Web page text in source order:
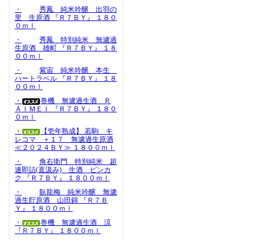
・
秀鳳 純米吟醸 出羽の
里 生原酒 『Ｒ７ＢＹ』 １８０
０ｍｌ
・
秀鳳 特別純米 無濾過
生原酒 雄町 『Ｒ７ＢＹ』 １８
００ｍｌ
・
紫宙 純米吟醸 本生
ハートラベル 『Ｒ７ＢＹ』 １８
００ｍｌ
・
巻機 無濾過生酒 Ｒ
ＡＩＭＥＩ 『Ｒ７ＢＹ』 １８０
０ｍｌ
・
【壱年熟成】 若駒 キ
レコマ ＋１７ 無濾過生原酒
≪２０２４ＢＹ≫ １８００ｍｌ
・
角右衛門 特別純米 超
速即詰(直汲み) 生酒 ピンカ
ク 『Ｒ７ＢＹ』 １８００ｍｌ
・
臥龍梅 純米吟醸 無濾
過生貯原酒 山田錦 『Ｒ７Ｂ
Ｙ』 １８００ｍｌ
・
巻機 無濾過生酒 涼
『Ｒ７ＢＹ』 １８００ｍｌ